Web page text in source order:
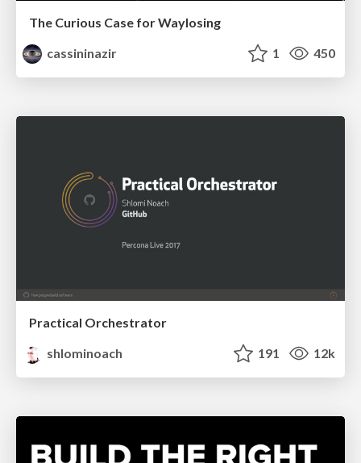
The Curious Case for Waylosing
cassininazir
1 450
Practical Orchestrator
shlominoach
191 12k